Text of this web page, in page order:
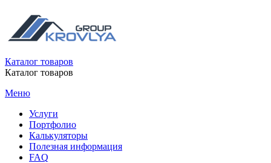
Каталог товаров
Каталог товаров
Меню
Услуги
Портфолио
Калькуляторы
Полезная информация
FAQ